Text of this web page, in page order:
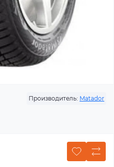
Производитель: Matador